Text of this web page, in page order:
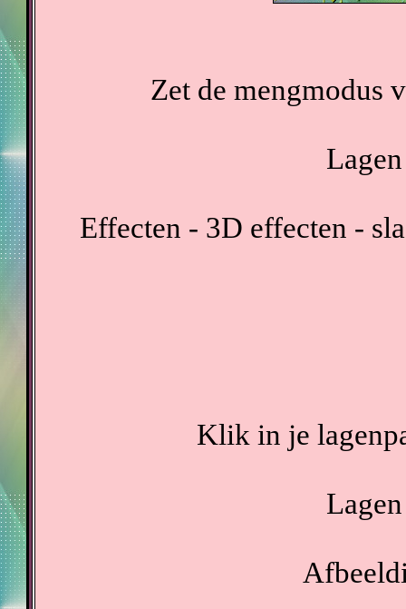
Zet de mengmodus
Effecten - 3D effecten -
Klik in je